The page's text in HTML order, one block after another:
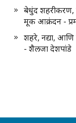
बेधुंद शहरीकरण,
मूक आक्रंदन -
शहरे, नद्या,
- शैलजा देशपांडे